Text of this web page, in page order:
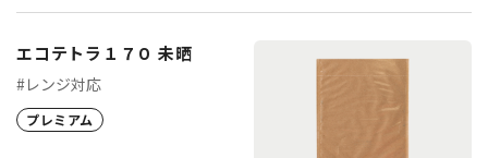
エコテトラ１７０ 未晒
#レンジ対応
プレミアム